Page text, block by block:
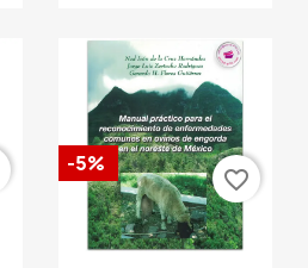
-5%
favorite_border